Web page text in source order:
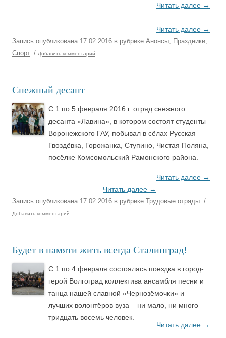
Читать далее →
Читать далее →
Запись опубликована 17.02.2016 в рубрике Анонсы Праздники
Спорт. / Добавить комментарий
Снежный десант
С 1 по 5 февраля 2016 г. отряд снежного
десанта «Лавина», в котором состоят студенты
Воронежского ГАУ, побывал в сёлах Русская
Гвоздёвка, Горожанка, Ступино, Чистая Поляна,
посёлке Комсомольский Рамонского района.
Читать далее →
Читать далее →
Запись опубликована 17.02.2016 в рубрике Трудовые отряды /
Добавить комментарий
Будет в памяти жить всегда Сталинград!
С 1 по 4 февраля состоялась поездка в город-
герой Волгоград коллектива ансамбля песни и
танца нашей славной «Чернозёмочки» и
лучших волонтёров вуза – ни мало, ни много
тридцать восемь человек.
Читать далее →